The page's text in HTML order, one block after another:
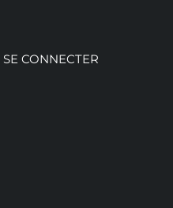
SE CONNECTER